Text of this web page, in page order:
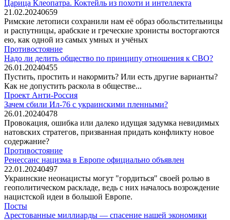
Царица Клеопатра. Коктейль из похоти и интеллекта
21.02.20240659
Римские летописи сохранили нам её образ обольстительницы
и распутницы, арабские и греческие хронисты восторгаются
ею, как одной из самых умных и учёных
Противостояние
Надо ли делить общество по принципу отношения к СВО?
26.01.20240455
Пустить, простить и накормить? Или есть другие варианты?
Как не допустить раскола в обществе...
Проект Анти-Россия
Зачем сбили Ил-76 с украинскими пленными?
26.01.20240478
Провокация, ошибка или далеко идущая задумка невидимых
натовских стратегов, призванная придать конфликту новое
содержание?
Противостояние
Ренессанс нацизма в Европе официально объявлен
22.01.20240497
Украинские неонацисты могут "гордиться" своей ролью в
геополитическом раскладе, ведь с них началось возрождение
нацистской идеи в большой Европе.
Посты
Арестованные миллиарды — спасение нашей экономики